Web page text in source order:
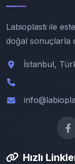
Labioplasti ile
doğal sonuçlarla
İstanbul,
Hızlı